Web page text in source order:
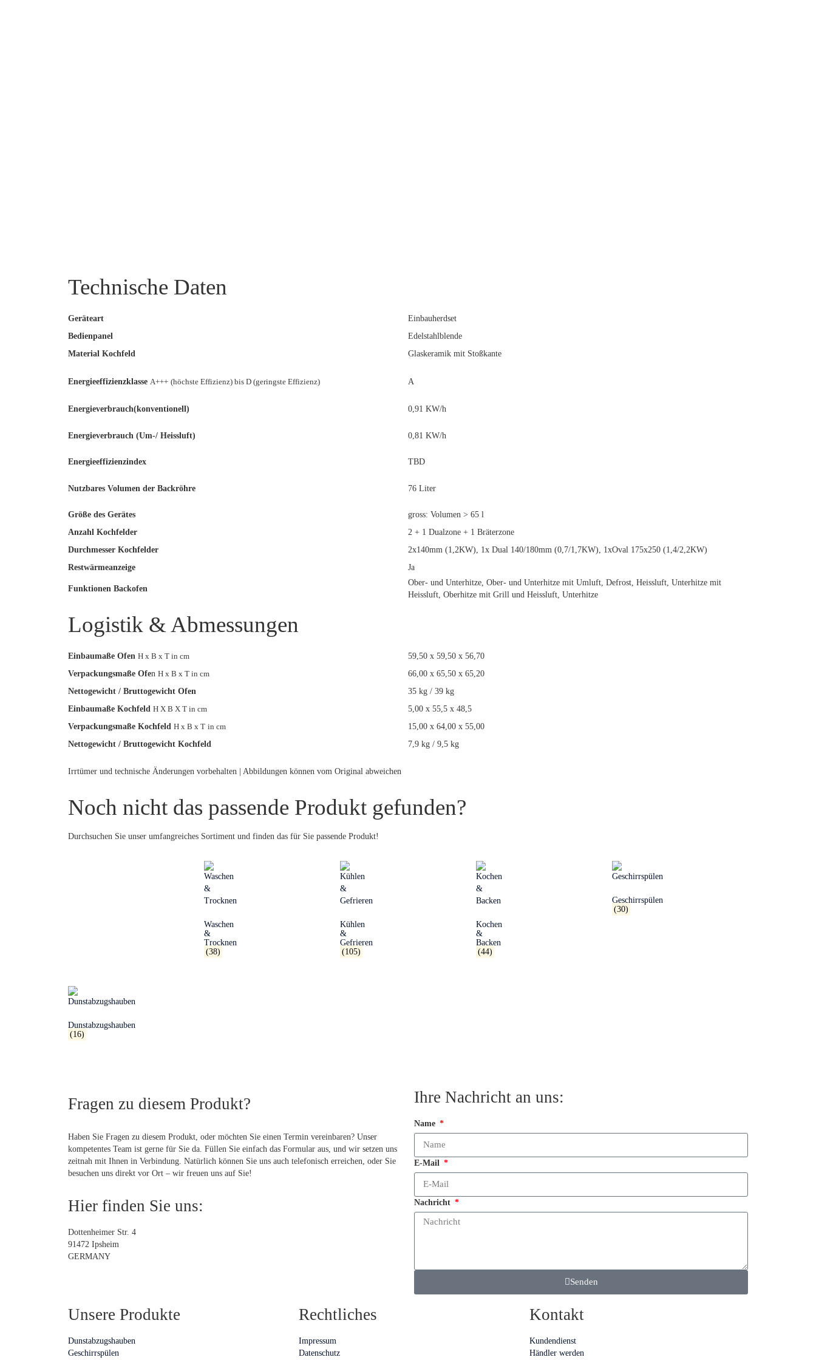
Technische Daten
Geräteart
Einbauherdset
Bedienpanel
Edelstahlblende
Material Kochfeld
Glaskeramik mit Stoßkante
Energieeffizienzklasse A+++ (höchste Effizienz) bis D (geringste Effizienz) A
Energieverbrauch(konventionell) 0,91 KW/h
Energieverbrauch (Um-/ Heissluft) 0,81 KW/h
Energieeffizienzindex TBD
Nutzbares Volumen der Backröhre 76 Liter
Größe des Gerätes
gross: Volumen > 65 l
Anzahl Kochfelder
2 + 1 Dualzone + 1 Bräterzone
Durchmesser Kochfelder
2x140mm (1,2KW), 1x Dual 140/180mm (0,7/1,7KW), 1xOval 175x250 (1,4/2,2KW)
Restwärmeanzeige
Ja
Funktionen Backofen
Ober- und Unterhitze, Ober- und Unterhitze mit Umluft, Defrost, Heissluft, Unterhitze mit
Heissluft, Oberhitze mit Grill und Heissluft, Unterhitze
Logistik & Abmessungen
Einbaumaße Ofen H x B x T in cm
59,50 x 59,50 x 56,70
Verpackungsmaße Ofen H x B x T in cm
66,00 x 65,50 x 65,20
Nettogewicht / Bruttogewicht Ofen
35 kg / 39 kg
Einbaumaße Kochfeld H X B X T in cm
5,00 x 55,5 x 48,5
Verpackungsmaße Kochfeld H x B x T in cm
15,00 x 64,00 x 55,00
Nettogewicht / Bruttogewicht Kochfeld 7,9 kg / 9,5 kg
Irrtümer und technische Änderungen vorbehalten | Abbildungen können vom Original abweichen
Noch nicht das passende Produkt gefunden?
Durchsuchen Sie unser umfangreiches Sortiment und finden das für Sie passende Produkt!
Waschen
&
Trocknen
(38)
Kühlen
&
Gefrieren
(105)
Kochen
&
Backen
(44)
Geschirrspülen
(30)
Dunstabzugshauben
(16)
Fragen zu diesem Produkt?
Haben Sie Fragen zu diesem Produkt, oder möchten Sie einen Termin vereinbaren? Unser
kompetentes Team ist gerne für Sie da. Füllen Sie einfach das Formular aus, und wir setzen uns
zeitnah mit Ihnen in Verbindung. Natürlich können Sie uns auch telefonisch erreichen, oder Sie
besuchen uns direkt vor Ort – wir freuen uns auf Sie!
Hier finden Sie uns:
Dottenheimer Str. 4
91472 Ipsheim
GERMANY
Ihre Nachricht an uns:
Name
E-Mail
Nachricht
Senden
Unsere Produkte
Dunstabzugshauben
Geschirrspülen
Rechtliches
Impressum
Datenschutz
Kontakt
Kundendienst
Händler werden